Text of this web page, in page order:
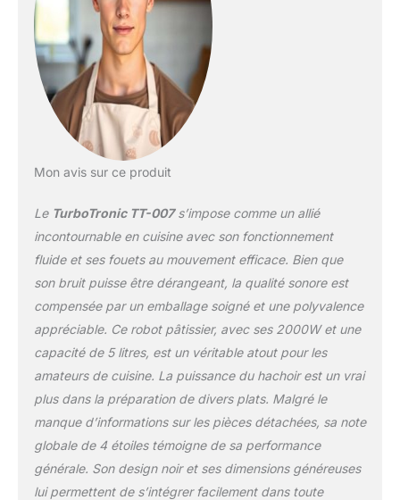
Mon avis sur ce produit
Le TurboTronic TT-007s’impose comme un allié
incontournable en cuisine avec son fonctionnement
fluide et ses fouets au mouvement efficace. Bien que
son bruit puisse être dérangeant, la qualité sonore est
compensée par un emballage soigné et une polyvalence
appréciable. Ce robot pâtissier, avec ses 2000W et une
capacité de 5 litres, est un véritable atout pour les
amateurs de cuisine. La puissance du hachoir est un vrai
plus dans la préparation de divers plats. Malgré le
manque d’informations sur les pièces détachées, sa note
globale de 4 étoiles témoigne de sa performance
générale. Son design noir et ses dimensions généreuses
lui permettent de s’intégrer facilement dans toute